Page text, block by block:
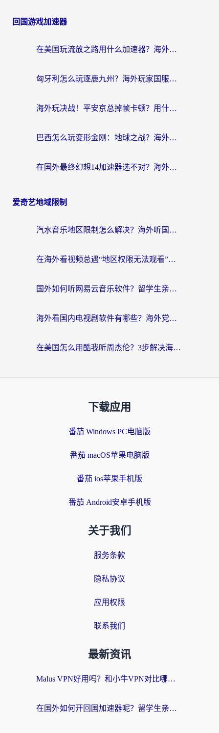
回国游戏加速器
在美国玩流放之路用什么加速器？海外党国服游戏不卡顿的终极攻略
匈牙利怎么玩逐鹿九州？海外玩家国服游戏加速器终极指南（附永劫无间荣耀新三国解决方案）
海外玩决战！平安京总掉帧卡顿？用什么加速器比较好？实测指南来了
巴西怎么玩变形金刚：地球之战？海外玩家国服游戏加速终极指南（附新诛仙延迟密室逃脱18解决办法）
在国外最终幻想14加速器选不对？海外玩家的国服游戏加速避坑指南
爱奇艺地域限制
汽水音乐地区限制怎么解决？海外听国内音乐的实用指南来了
在海外看视频总遇“地区权限无法观看”？这篇攻略帮你轻松解锁国内影视动漫
国外如何听网易云音乐软件？留学生亲测有效的回国加速方案
海外看国内电视剧软件有哪些？海外党专属追剧指南来了
在美国怎么用酷我听周杰伦？3步解决海外听歌地域限制，附QQ音乐网易云通用技巧
下载应用
番茄 Windows PC电脑版
番茄 macOS苹果电脑版
番茄 ios苹果手机版
番茄 Android安卓手机版
关于我们
服务条款
隐私协议
应用权限
联系我们
最新资讯
Malus VPN好用吗？和小牛VPN对比哪个回国效果更好？海外党亲测实用指南
在国外如何开回国加速器呢？留学生亲测的无缝访问国内资源指南